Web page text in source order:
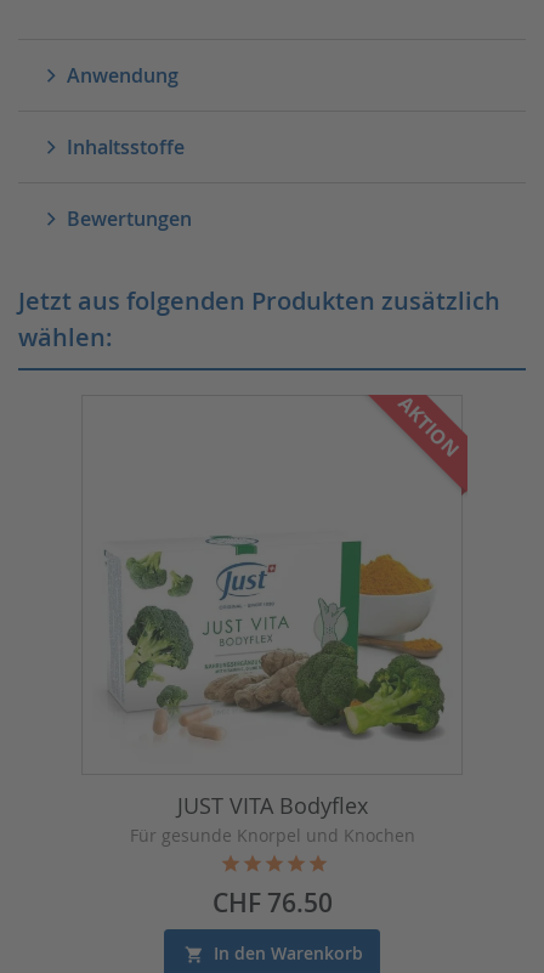
Anwendung
Inhaltsstoffe
Bewertungen
Jetzt aus folgenden Produkten zusätzlich
wählen:
JUST VITA Bodyflex
Für gesunde Knorpel und Knochen
Preis
CHF 76.50
In den Warenkorb
AKTION